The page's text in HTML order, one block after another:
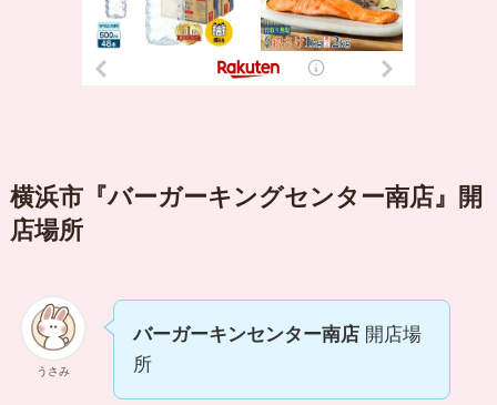
横浜市『バーガーキングセンター南店』開
店場所
うさみ
バーガーキンセンター南店開店場
所